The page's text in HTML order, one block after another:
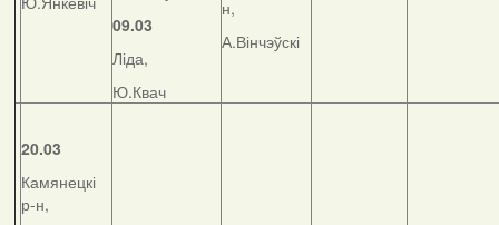
09.03
Ліда,
Ю.Квач
н,
А.Вінчэўскі
20.03
Камянецкі
р-н,